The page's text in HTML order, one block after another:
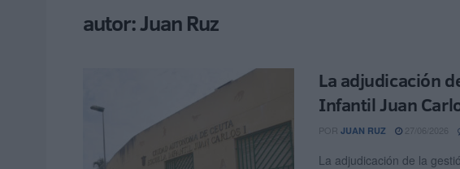
autor:Juan Ruz
La adjudicación
Infantil Juan
POR JUAN RUZ 27/06/2026
La adjudicación de la